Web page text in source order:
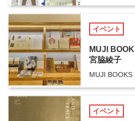
イベント
MUJI
宮脇綾子
MUJI BOOKS
イベント